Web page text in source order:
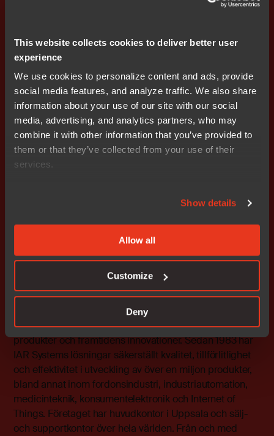
This website collects cookies to deliver better user
experience
We use cookies to personalize content and ads, provide
social media features, and analyze traffic. We also share
information about your use of our site with our social
media, advertising, and analytics partners, who may
combine it with other information that you’ve provided to
them or that they’ve collected from your use of their
services.
Show details
Allow all
Customize
Deny
embedded world 2020, 25-27 februari i Nürnberg i
Tyskland. Mer teknisk information finns också på
www.iar.com/iar-embedded-workbench/tools-for-arm.
### Slut
Kontaktpersoner på IAR Systems Group AB
Josefin Skarin, IR-kontakt, IAR Systems Group AB
Stefan Skarin, VD och koncernchef, IAR Systems Group
AB
stefan.skarin@iar.com
IAR Systems erbjuder programvara för programmering
av processorer i inbyggda system. Programvaran gör
det möjligt för företag världen över att skapa nutidens
produkter och framtidens innovationer. Sedan 1983 har
IAR Systems lösningar säkerställt kvalitet, tillförlitlighet
och effektivitet i utveckling av över en miljon produkter,
bland annat inom fordonsindustri, industriautomation,
medicinteknik, konsumentelektronik och Internet of
Things. Företaget har huvudkontor i Uppsala och sälj-
och supportkontor över hela världen. Från och med